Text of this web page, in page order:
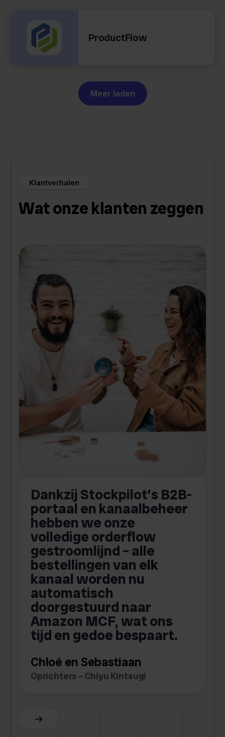
ProductFlow
Meer laden
Klantverhalen
Wat onze klanten zeggen
Dankzij Stockpilot’s B2B-
portaal en kanaalbeheer
hebben we onze
volledige orderflow
gestroomlijnd – alle
bestellingen van elk
kanaal worden nu
automatisch
doorgestuurd naar
Amazon MCF, wat ons
tijd en gedoe bespaart.
Chloé en Sebastiaan
Oprichters – Chiyu Kintsugi
Slide 2 of 6.